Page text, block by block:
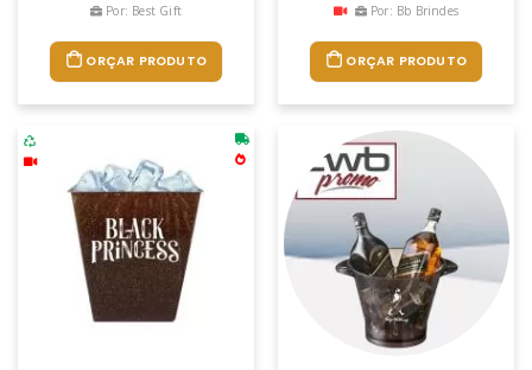
Por: Best Gift
ORÇAR PRODUTO
Por: Bb Brindes
ORÇAR PRODUTO